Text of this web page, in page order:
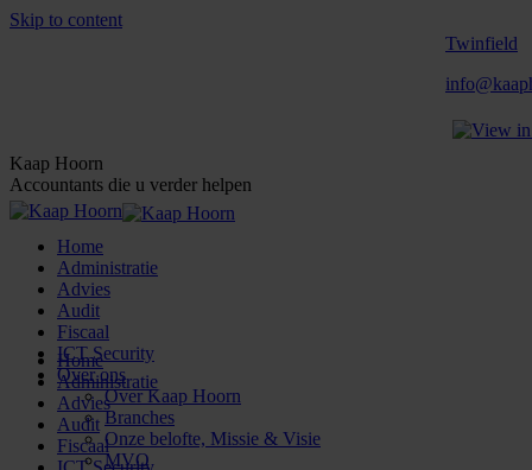
Skip to content
Twinfield
Kaap Hoorn
Accountants die u verder helpen
Home
Administratie
Advies
Audit
Fiscaal
ICT Security
Over ons
Over Kaap Hoorn
Branches
Onze belofte, Missie & Visie
MVO
Home
Administratie
Advies
Audit
Fiscaal